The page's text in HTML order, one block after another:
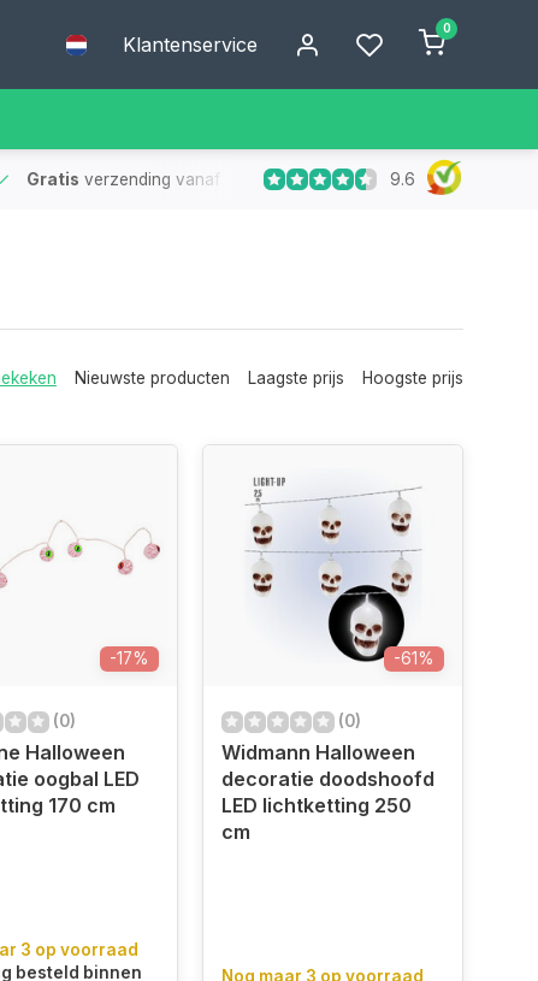
Klantenservice
0
Gratis verzending vanaf €75 - Geen verzendkosten bij
9.6
Nieuwste producten Laagste prijs Hoogste prijs
-17%
(0)
Halloween
oogbal LED
170 cm
3 op voorraad
besteld binnen
-61%
(0)
Widmann Halloween
decoratie doodshoofd
LED lichtketting 250
cm
Nog maar 3 op voorraad